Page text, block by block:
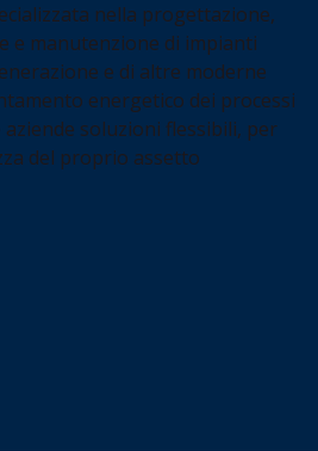
nella progettazione,
e manutenzione di impianti
e di altre moderne
energetico dei processi
soluzioni flessibili, per
del proprio assetto